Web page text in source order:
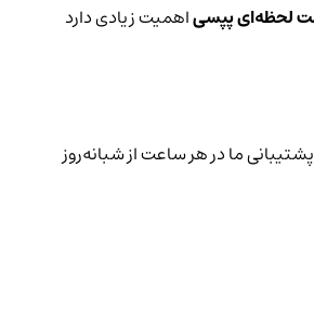
لحظه‌ای پپسیاهمیت زیادی دارد
ما در هر ساعت از شبانه‌روز